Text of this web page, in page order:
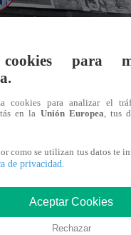
ferretero dentro
Juan de Lurigancho
te
cookies para
cookies para analizar el
en la Unión Europea, tus
como se utilizan tus datos te
de privacidad.
Aceptar Cookies
Rechazar